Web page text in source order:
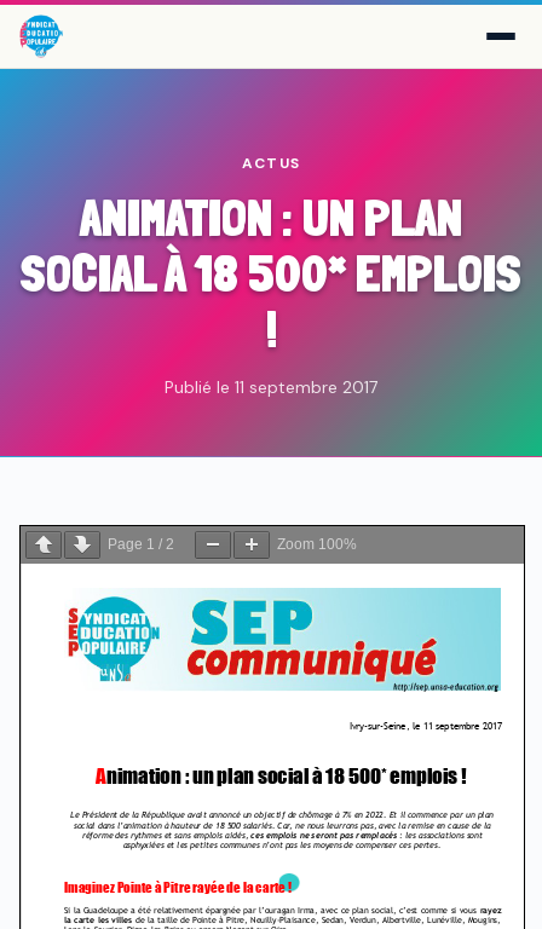
ACTUS
ANIMATION : UN PLAN
SOCIAL À 18 500* EMPLOIS
!
Publié le 11 septembre 2017
Page 1 / 2 Zoom 100%